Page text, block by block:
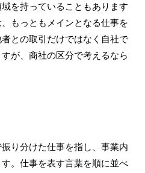
を持っていることもあります
もっともメインとなる仕事を
との取引だけではなく自社で
が、商社の区分で考えるなら
り分けた仕事を指し、事業内
。仕事を表す言葉を順に並べ